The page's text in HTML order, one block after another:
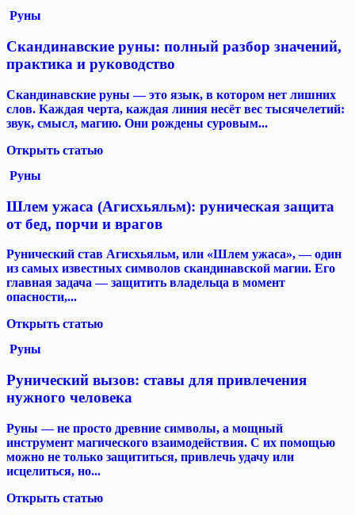
Руны
Скандинавские руны: полный разбор значений,
практика и руководство
Скандинавские руны — это язык, в котором нет лишних
слов. Каждая черта, каждая линия несёт вес тысячелетий:
звук, смысл, магию. Они рождены суровым...
Открыть статью
Руны
Шлем ужаса (Агисхьяльм): руническая защита
от бед, порчи и врагов
Рунический став Агисхьяльм, или «Шлем ужаса», — один
из самых известных символов скандинавской магии. Его
главная задача — защитить владельца в момент
опасности,...
Открыть статью
Руны
Рунический вызов: ставы для привлечения
нужного человека
Руны — не просто древние символы, а мощный
инструмент магического взаимодействия. С их помощью
можно не только защититься, привлечь удачу или
исцелиться, но...
Открыть статью